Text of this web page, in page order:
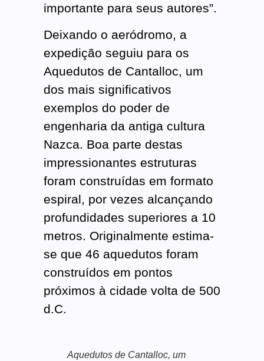
importante para seus autores”.
Deixando o aeródromo, a
expedição seguiu para os
Aquedutos de Cantalloc, um
dos mais significativos
exemplos do poder de
engenharia da antiga cultura
Nazca. Boa parte destas
impressionantes estruturas
foram construídas em formato
espiral, por vezes alcançando
profundidades superiores a 10
metros. Originalmente estima-
se que 46 aquedutos foram
construídos em pontos
próximos à cidade volta de 500
d.C.
Aquedutos de Cantalloc, um